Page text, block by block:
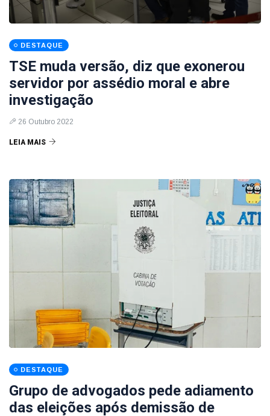
DESTAQUE
TSE muda versão, diz que exonerou
servidor por assédio moral e abre
investigação
26 Outubro 2022
LEIA MAIS
DESTAQUE
Grupo de advogados pede adiamento
das eleições após demissão de